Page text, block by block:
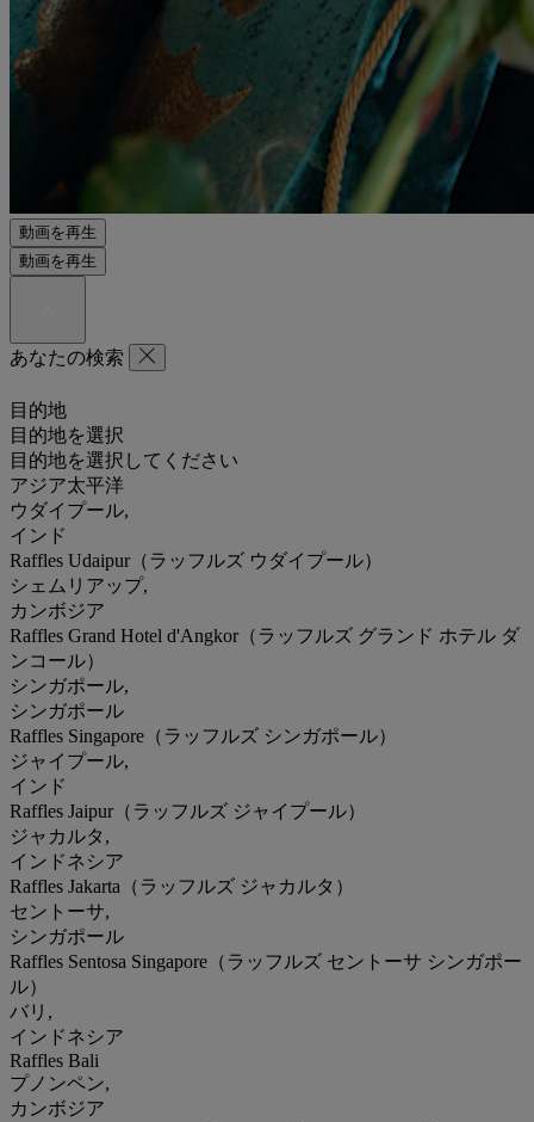
動画を再生
動画を再生
あなたの検索
目的地
目的地を選択
目的地を選択してください
アジア太平洋
ウダイプール,
インド
Raffles Udaipur（ラッフルズ ウダイプール）
シェムリアップ,
カンボジア
Raffles Grand Hotel d'Angkor（ラッフルズ グランド ホテル ダ
ンコール）
シンガポール,
シンガポール
Raffles Singapore（ラッフルズ シンガポール）
ジャイプール,
インド
Raffles Jaipur（ラッフルズ ジャイプール）
ジャカルタ,
インドネシア
Raffles Jakarta（ラッフルズ ジャカルタ）
セントーサ,
シンガポール
Raffles Sentosa Singapore（ラッフルズ セントーサ シンガポー
ル）
バリ,
インドネシア
Raffles Bali
プノンペン,
カンボジア